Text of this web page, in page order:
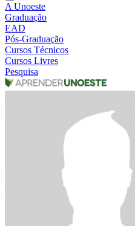
A Unoeste
Graduação
EAD
Pós-Graduação
Cursos Técnicos
Cursos Livres
Pesquisa